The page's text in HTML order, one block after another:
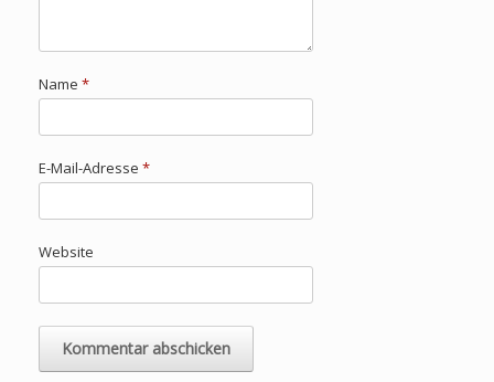
Name *
E-Mail-Adresse *
Website